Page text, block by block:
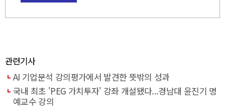
관련기사
AI 기업분석 강의평가에서 발견한 뜻밖의 성과
국내 최초 'PEG 가치투자' 강좌 개설됐다...경남대 윤진기 명
예교수 강의